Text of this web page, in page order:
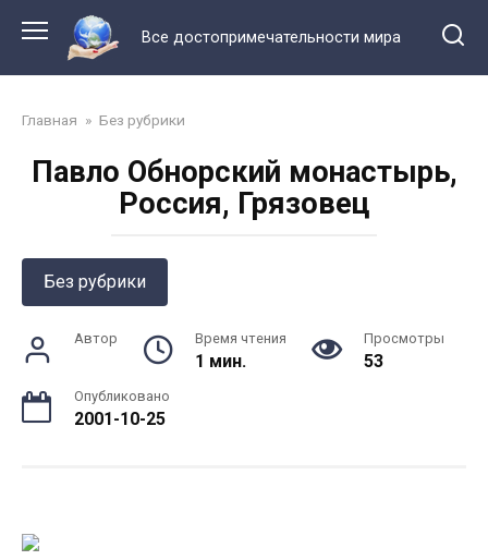
контенту
Все достопримечательности мира
Главная » Без рубрики
Павло Обнорский монастырь,
Россия, Грязовец
Без рубрики
Автор Время чтения
1 мин.
Просмотры
53
Опубликовано
2001-10-25